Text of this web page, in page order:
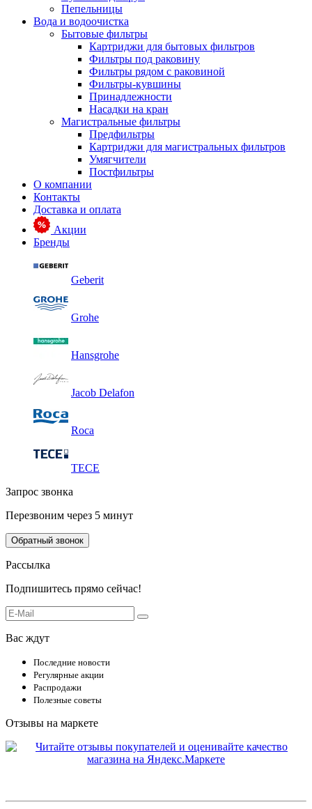
Пепельницы
Вода и водоочистка
Бытовые фильтры
Картриджи для бытовых фильтров
Фильтры под раковину
Фильтры рядом с раковиной
Фильтры-кувшины
Принадлежности
Насадки на кран
Магистральные фильтры
Предфильтры
Картриджи для магистральных фильтров
Умягчители
Постфильтры
О компании
Контакты
Доставка и оплата
Акции
Бренды
Geberit
Grohe
Hansgrohe
Jacob Delafon
Roca
TECE
Запрос звонка
Перезвоним через 5 минут
Обратный звонок
Рассылка
Подпишитесь прямо сейчас!
Вас ждут
Последние новости
Регулярные акции
Распродажи
Полезные советы
Отзывы на маркете